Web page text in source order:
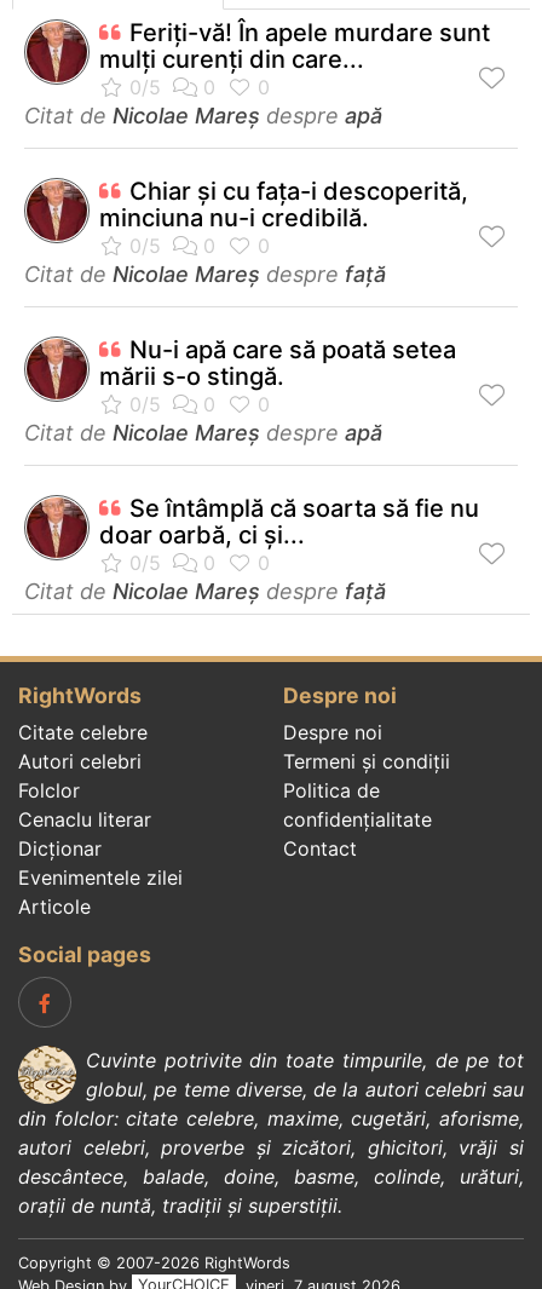
Feriţi-vă! În apele murdare sunt
mulţi curenţi din care...
Citat de Nicolae Mareș despre apă
Chiar şi cu faţa-i descoperită,
minciuna nu-i credibilă.
Citat de Nicolae Mareș despre față
Nu-i apă care să poată setea
mării s-o stingă.
Citat de Nicolae Mareș despre apă
Se întâmplă că soarta să fie nu
doar oarbă, ci şi...
Citat de Nicolae Mareș despre față
RightWords
Citate celebre
Autori celebri
Folclor
Cenaclu literar
Dicționar
Evenimentele zilei
Articole
Despre noi
Despre noi
Termeni și condiții
Politica de
confidenţialitate
Contact
Social pages
Cuvinte potrivite din toate timpurile, de pe tot
globul, pe teme diverse, de la autori celebrisau
din folclor:citate celebre, maxime,cugetări,aforisme,
autori celebri,proverbe și zicători, ghicitori, vrăji si
descântece, balade, doine, basme, colinde, urături,
orații de nuntă, tradiții și superstiții.
Copyright © 2007-2026 RightWords